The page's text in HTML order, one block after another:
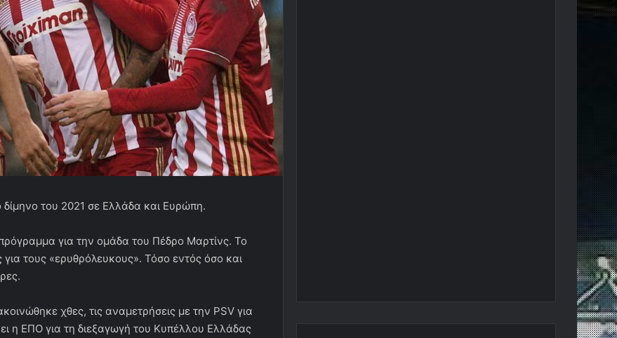
του 2021 σε Ελλάδα και Ευρώπη.
για την ομάδα του Πέδρο Μαρτίνς. Το
τους «ερυθρόλευκους». Τόσο εντός όσο και
χθες, τις αναμετρήσεις με την PSV για
η ΕΠΟ για τη διεξαγωγή του Κυπέλλου Ελλάδας